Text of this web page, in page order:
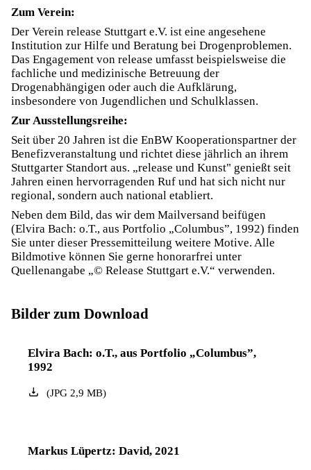
Zum Verein:
Der Verein release Stuttgart e.V. ist eine angesehene
Institution zur Hilfe und Beratung bei Drogenproblemen.
Das Engagement von release umfasst beispielsweise die
fachliche und medizinische Betreuung der
Drogenabhängigen oder auch die Aufklärung,
insbesondere von Jugendlichen und Schulklassen.
Zur Ausstellungsreihe:
Seit über 20 Jahren ist die EnBW Kooperationspartner der
Benefizveranstaltung und richtet diese jährlich an ihrem
Stuttgarter Standort aus. „release und Kunst" genießt seit
Jahren einen hervorragenden Ruf und hat sich nicht nur
regional, sondern auch national etabliert.
Neben dem Bild, das wir dem Mailversand beifügen
(Elvira Bach: o.T., aus Portfolio „Columbus”, 1992) finden
Sie unter dieser Pressemitteilung weitere Motive. Alle
Bildmotive können Sie gerne honorarfrei unter
Quellenangabe „© Release Stuttgart e.V.“ verwenden.
Bilder zum Download
Elvira Bach: o.T., aus Portfolio „Columbus”,
1992
(JPG2,9 MB)
Markus Lüpertz: David, 2021